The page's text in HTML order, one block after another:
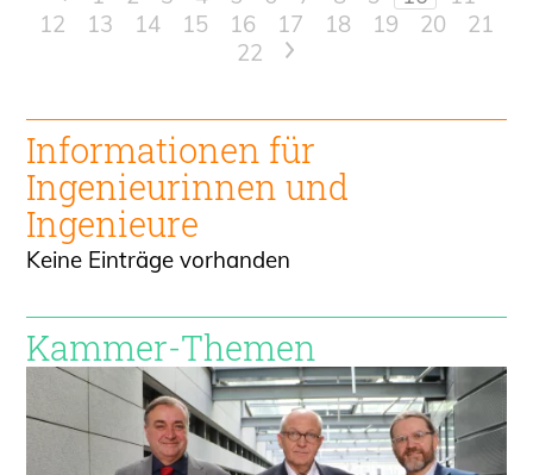
12
13 14 15 16 17 18 19 20
21
22
>
Informationen für
Ingenieurinnen und
Ingenieure
Keine Einträge vorhanden
Kammer-Themen